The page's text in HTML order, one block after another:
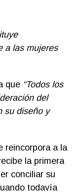
a las mujeres
que “Todos los
del
su diseño y
reincorpora a la
la primera
conciliar su
todavía